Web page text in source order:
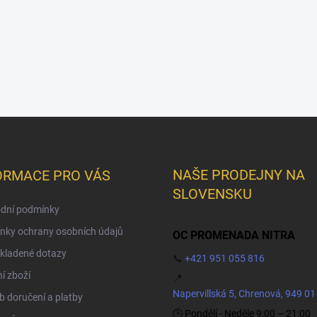
PRO VÁS
podmínky
ochrany osobních údajů
dotazy
zboží
doručení a platby
NAŠE PRODEJNY NA
SLOVENSKU
OC PROMENADA NITRA
📞 +421 951 055 816
📍
Napervillská 5, Chrenová, 949
🕒 Pondělí - Neděle 9:00 – 21:00